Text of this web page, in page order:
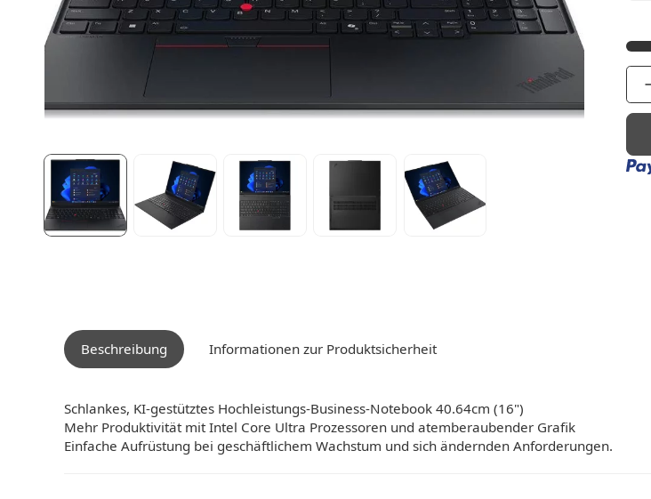
Beschreibung Informationen zur Produktsicherheit
Schlankes, KI-gestütztes Hochleistungs-Business-Notebook 40.64cm (16")
Mehr Produktivität mit Intel Core Ultra Prozessoren und atemberaubender Grafik
Einfache Aufrüstung bei geschäftlichem Wachstum und sich ändernden Anforderungen.